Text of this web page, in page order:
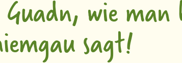
wie man
sagt!